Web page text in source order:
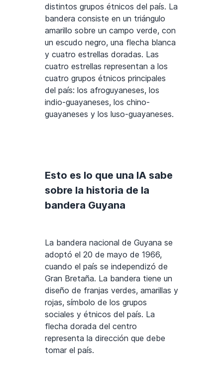
distintos grupos étnicos del país. La
bandera consiste en un triángulo
amarillo sobre un campo verde, con
un escudo negro, una flecha blanca
y cuatro estrellas doradas. Las
cuatro estrellas representan a los
cuatro grupos étnicos principales
del país: los afroguyaneses, los
indio-guayaneses, los chino-
guayaneses y los luso-guayaneses.
Esto es lo que una IA sabe
sobre la historia de la
bandera Guyana
La bandera nacional de Guyana se
adoptó el 20 de mayo de 1966,
cuando el país se independizó de
Gran Bretaña. La bandera tiene un
diseño de franjas verdes, amarillas y
rojas, símbolo de los grupos
sociales y étnicos del país. La
flecha dorada del centro
representa la dirección que debe
tomar el país.